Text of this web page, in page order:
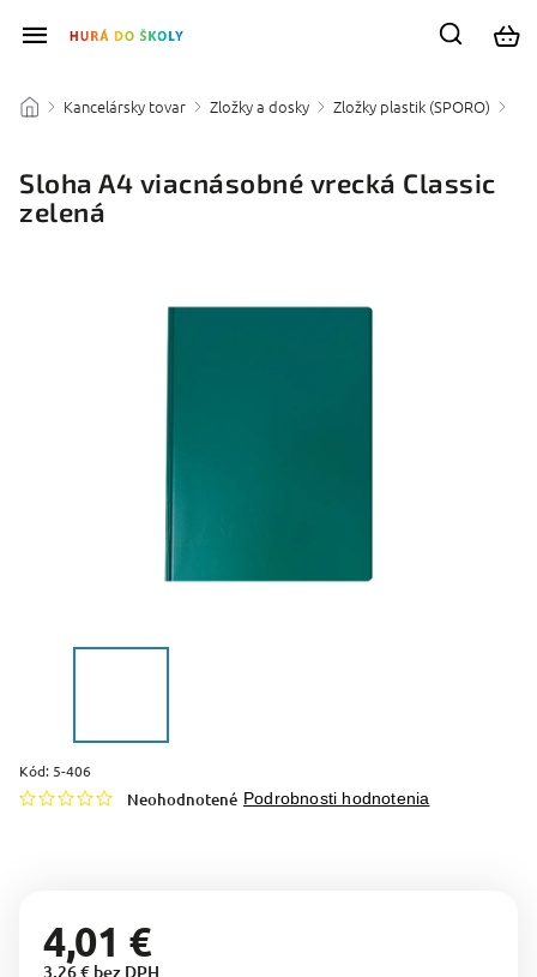
/ Kancelársky tovar / Zložky a dosky / Zložky plastik (SPORO) /
Sloha A4 viacnásobné vrecká Classic
zelená
Kód: 5-406
Neohodnotené Podrobnosti hodnotenia
4,01 €
3,26 € bez DPH